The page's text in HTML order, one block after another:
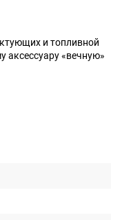
и топливной
аксессуару «вечную»